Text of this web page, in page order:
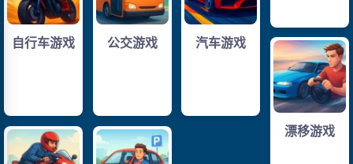
自行车游戏 公交游戏 汽车游戏
漂移游戏